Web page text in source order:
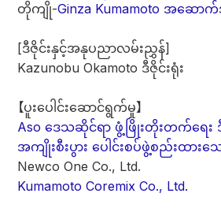
တိုကျို-Ginza Kumamoto အဆော
[ဒီဇိုင်းနှင့်အနုပညာလမ်းညွှန်]
Kazunobu Okamoto ဒီဇိုင်းရုံး
【ပူးပေါင်းဆောင်ရွက်မှု】
Aso ဒေသဆိုင်ရာ ဖွံ့ဖြိုးတိုးတက်ရေး
အကျိုးစီးပွား ပေါင်းစပ်ဖွဲ့စည်းထားသေ
Newco One Co., Ltd.
Kumamoto Coremix Co., Ltd.